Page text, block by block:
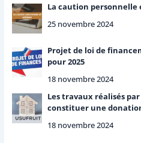
La caution personnelle
25 novembre 2024
Projet de loi de
pour 2025
18 novembre 2024
Les travaux réalisés
constituer une
18 novembre 2024